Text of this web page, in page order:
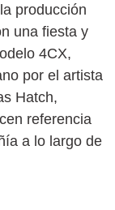
producción
una fiesta y
4CX,
por el artista
Hatch,
referencia
a lo largo de